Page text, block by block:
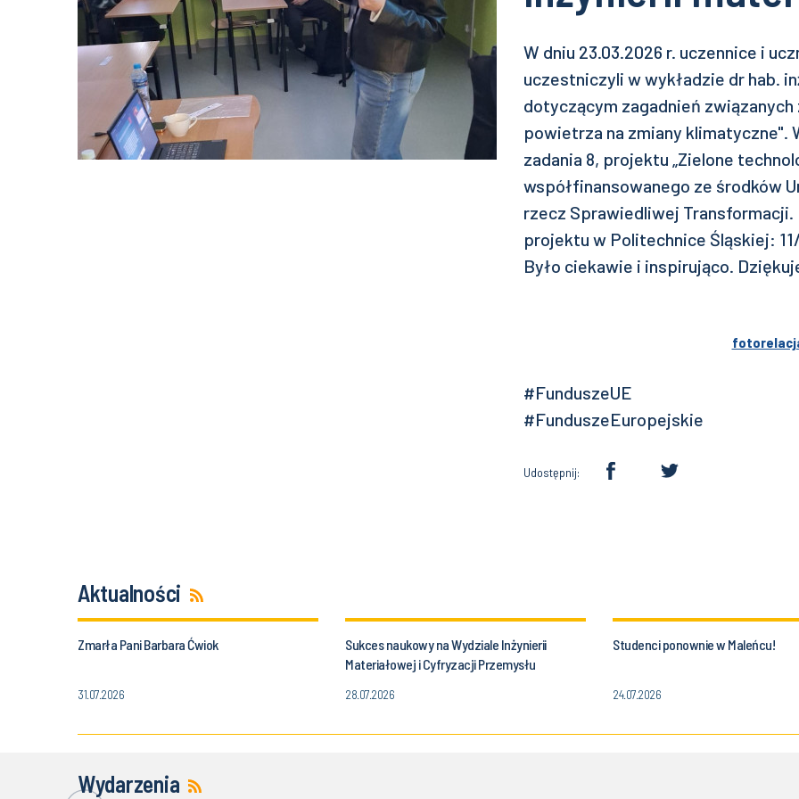
W dniu 23.03.2026 r. uczennice i
uczestniczyli w wykładzie dr hab.
dotyczącym zagadnień
powietrza na zmiany klimatyczne".
zadania 8, projektu „Zielone
współfinansowanego ze środków
rzecz Sprawiedliwej
projektu w Politechnice Śląskiej:
Było ciekawie i inspirująco.
#FunduszeUE
#FunduszeEuropejskie
Udostępnij:
Aktualności
Zmarła Pani Barbara Ćwiok
31.07.2026
Sukces naukowy na Wydziale Inżynierii
Materiałowej i Cyfryzacji Przemysłu
28.07.2026
Studenci ponownie w Maleńcu!
24.07.2026
Wydarzenia